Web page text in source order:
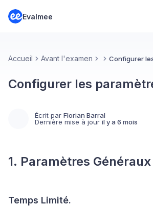
Evalmee
Accueil Avant l'examen Configurer
Configurer les
Écrit par Florian Barral
Dernière mise à jour il y a 6 mois
1. Paramètres Généraux
Temps Limité.